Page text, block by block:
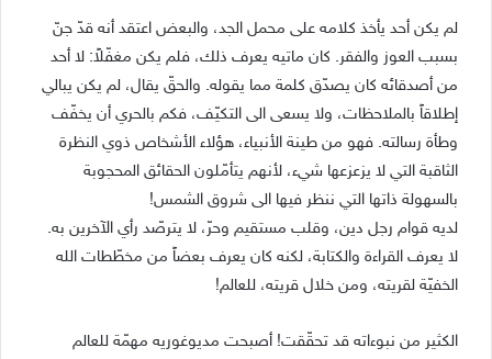
لم يكن أحد يأخذ كلامه على محمل الجد، والبعض اعتقد أنه قدّ جنّ
بسبب العوز والفقر. كان ماتيه يعرف ذلك، فلم يكن مغفّلاً: لا أحد
من أصدقائه كان يصدّق كلمة مما يقوله. والحقّ يقال، لم يكن يبالي
إطلاقاً بالملاحظات، ولا يسعى الى التكيّف، فكم بالحري أن يخفّف
وطأة رسالته. فهو من طينة الأنبياء، هؤلاء الأشخاص ذوي النظرة
الثاقبة التي لا يزعزعها شيء، لأنهم يتأمّلون الحقائق المحجوبة
بالسهولة ذاتها التي ننظر فيها الى شروق الشمس!
لديه قوام رجل دين، وقلب مستقيم وحرّ، لا يترصّد رأي الآخرين به.
لا يعرف القراءة والكتابة، لكنه كان يعرف بعضاً من مخطّطات الله
الخفيّة لقريته، ومن خلال قريته، للعالم!
الكثير من نبوءاته قد تحقّقت! أصبحت مديوغوريه مهمّة للعالم